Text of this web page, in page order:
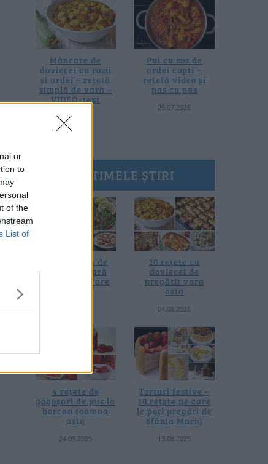
or
to
of the
List of
Mâncare de
dovlecei cu roșii
și ardei – rețetă
simplă de vară –
VIDEO+text
28.07.2026
Pui cu sos de
ardei copți –
rețetă video și
pas cu pas
25.07.2026
ULTIMELE ȘTIRI
20 de rețete de
salate de vară
fără prelucrare
10 rețete cu
dovlecei de
pregătit vara
asta
04.08.2026
4 rețete de
gogoșari de pus la
borcan toamna
asta
24.09.2025
Torturi festive –
10 rețete pe care
le poți pregăti de
Sfânta Maria
13.08.2025